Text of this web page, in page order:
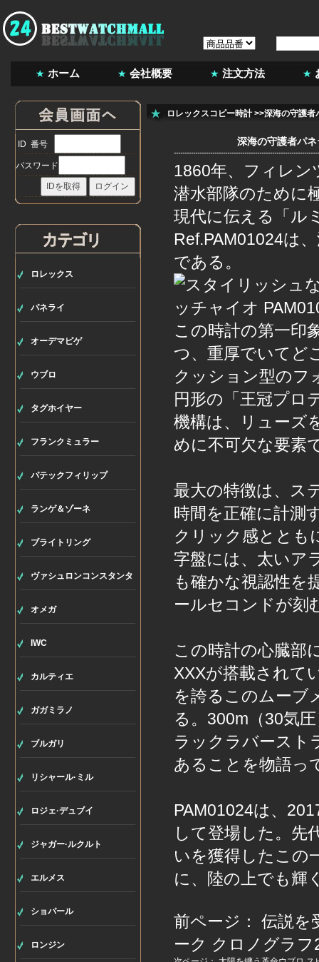
ホーム 会社概要 注文方法
ID 番号
パスワード
ロレックス
パネライ
オーデマピゲ
ウブロ
タグホイヤー
フランクミュラー
パテックフィリップ
ランゲ＆ゾーネ
ブライトリング
ヴァシュロンコンスタンタ
ン
オメガ
IWC
カルティエ
ガガミラノ
ブルガリ
リシャール·ミル
ロジェ·デュブイ
ジャガー·ルクルト
エルメス
ショパール
ロンジン
ロレックスコピー時計>>深海の守護者
深海の守護者パ
1860年、フィレ
潜水部隊のために
現代に伝える「ル
Ref.PAM01024は
である。
この時計の第一印
つ、重厚でいてど
クッション型のフ
円形の「王冠プロ
機構は、リューズ
めに不可欠な要素
最大の特徴は、ス
時間を正確に計測
クリック感ととも
字盤には、太いア
も確かな視認性を
ールセコンドが刻
この時計の心臓部
XXXが搭載されて
を誇るこのムーブ
る。300m（30気
ラックラバースト
あることを物語っ
PAM01024は、
して登場した。先
いを獲得したこの
に、陸の上でも輝
前ページ： 伝説を
ーク クロノグラ